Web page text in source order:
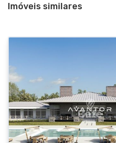
Piscina
Espaço gourmet
Área verde
Lago
Vídeo monitoramento
Captação água da chuva
Imóveis similares